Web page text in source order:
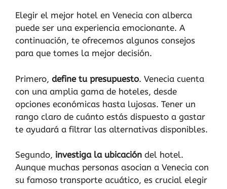
Elegir el mejor hotel en Venecia con alberca
puede ser una experiencia emocionante. A
continuación, te ofrecemos algunos consejos
para que tomes la mejor decisión.
Primero, define tu presupuesto. Venecia cuenta
con una amplia gama de hoteles, desde
opciones económicas hasta lujosas. Tener un
rango claro de cuánto estás dispuesto a gastar
te ayudará a filtrar las alternativas disponibles.
Segundo, investiga la ubicación del hotel.
Aunque muchas personas asocian a Venecia con
su famoso transporte acuático, es crucial elegir